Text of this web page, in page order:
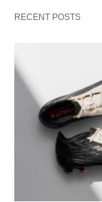
RECENT POSTS